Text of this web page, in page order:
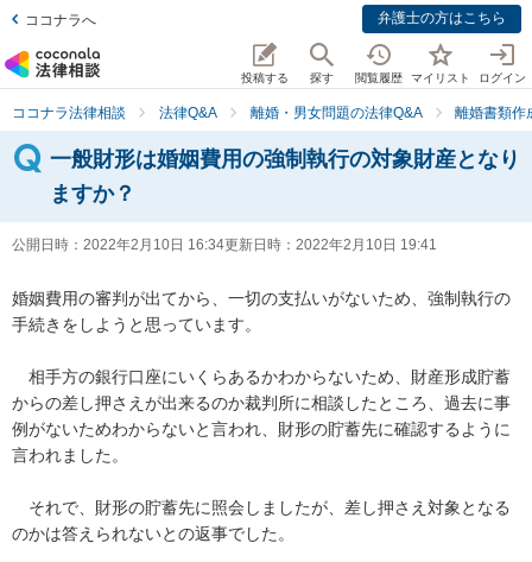
ココナラへ 弁護士の方はこちら
投稿する 探す 閲覧履歴 マイリスト ログイン
ココナラ法律相談 法律Q&A 離婚・男女問題の法律Q&A 離婚書類作
一般財形は婚姻費用の強制執行の対象財産となり
ますか？
公開日時： 2022年2月10日 16:34更新日時： 2022年2月10日 19:41
婚姻費用の審判が出てから、一切の支払いがないため、強制執行の
手続きをしようと思っています。
相手方の銀行口座にいくらあるかわからないため、財産形成貯蓄
からの差し押さえが出来るのか裁判所に相談したところ、過去に事
例がないためわからないと言われ、財形の貯蓄先に確認するように
言われました。
それで、財形の貯蓄先に照会しましたが、差し押さえ対象となる
のかは答えられないとの返事でした。